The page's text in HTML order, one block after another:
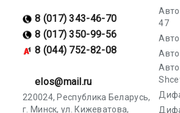
8 (017) 343-46-70
8 (017) 350-99-56
8 (044) 752-82-08
elos@mail.ru
220024, Республика Беларусь,
г. Минск, ул. Кижеватова,
47